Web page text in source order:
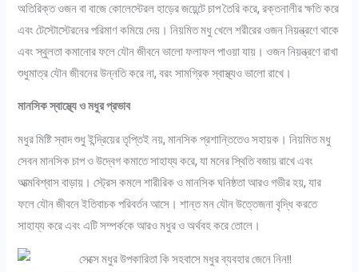
অতিরিক্ত ওজন বা বাজে কোলেস্টেরল হাড়ের জয়েন্টে চাপ তৈরি করে, রক্তনালীর ক্ষতি করে
এবং টেস্টোস্টেরনের পরিমাণ কমিয়ে দেয়। নিয়মিত মধু খেলে শরীরের ওজন নিয়ন্ত্রণে থাকে
এবং স্থুলতা কমানোর ফলে যৌন জীবনে ভালো ফলাফল পাওয়া যায়। ওজন নিয়ন্ত্রণে রাখা
শুধুমাত্র যৌন জীবনের উন্নতি করে না, বরং সামগ্রিক স্বাস্থ্যও ভালো রাখে।
মানসিক স্বাস্থ্যে ও মধুর প্রভাব
মধুর মিষ্টি স্বাদ শুধু ইন্দ্রিয়ের তৃপ্তিই নয়, মানসিক প্রশান্তিতেও সহায়ক। নিয়মিত মধু
সেবন মানসিক চাপ ও উদ্বেগ কমাতে সাহায্য করে, যা মনের স্থিতি বজায় রাখে এবং
আত্মবিশ্বাস বাড়ায়। স্ট্রেস কমলে শারীরিক ও মানসিক ঘনিষ্ঠতা আরও গভীর হয়, যার
ফলে যৌন জীবনে ইতিবাচক পরিবর্তন আসে। শান্ত মন যৌন উত্তেজনা বৃদ্ধি করতে
সাহায্য করে এবং এটি সম্পর্ককে আরও মধুর ও অর্থবহ করে তোলে।